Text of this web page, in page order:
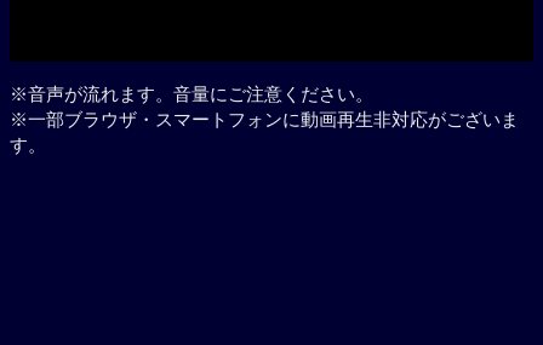
※音声が流れます。音量にご注意ください。
※一部ブラウザ・スマートフォンに動画再生非対応がございま
す。